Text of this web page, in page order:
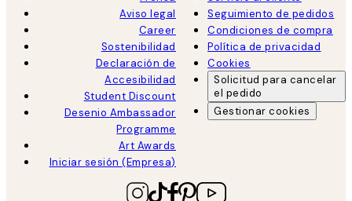
Aviso legal
Career
Sostenibilidad
Declaración de
Accesibilidad
Student Discount
Desenio Ambassador
Programme
Art Awards
Iniciar sesión (Empresa)
Seguimiento de pedidos
Condiciones de compra
Política de privacidad
Cookies
Solicitud para cancelar
el pedido
Gestionar cookies